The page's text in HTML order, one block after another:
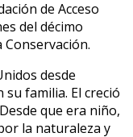
de Acceso
del décimo
desde
familia. El creció
que era niño,
la naturaleza y